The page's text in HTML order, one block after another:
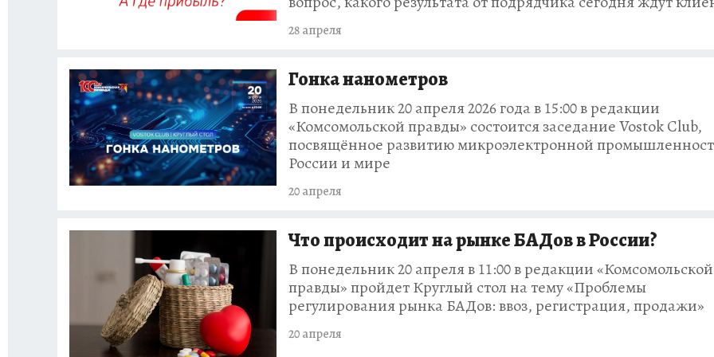
28 апреля
Гонка нанометров
В понедельник 20 апреля 2026 года в 15:00 в редакции
«Комсомольской правды» состоится заседание Vostok Club,
посвящённое развитию микроэлектронной
России и мире
20 апреля
Что происходит на рынке БАДов в России?
В понедельник 20 апреля в 11:00 в редакции «Комсомольской
правды» пройдет Круглый стол на тему «Проблемы
регулирования рынка БАДов: ввоз, регистрация, продажи»
20 апреля